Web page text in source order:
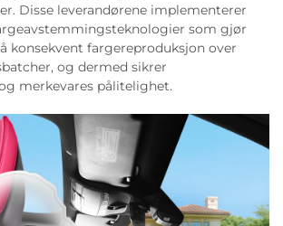
Disse leverandørene implementerer
som gjør
konsekvent fargereproduksjon over
og dermed sikrer
merkevares pålitelighet.